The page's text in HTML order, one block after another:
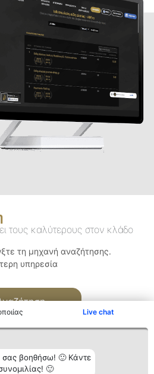
Live chat
σας βοηθήσω! 🙂 Κάντε
🙂
τους καλύτερους στον κλάδο
τη μηχανή αναζήτησης.
υπηρεσία